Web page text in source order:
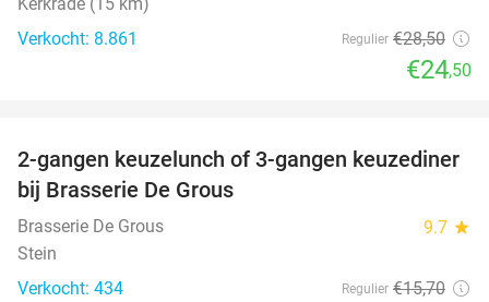
Verkocht: 8.861
Regulier €28,50
€24,50
30%
2-gangen keuzelunch of 3-gangen keuzediner
bij Brasserie De Grous
Brasserie De Grous 9.7 star
Stein
Verkocht: 434
Regulier €15,70